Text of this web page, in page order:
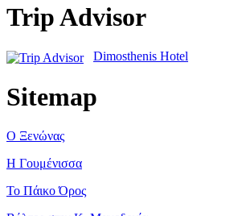
Trip Advisor
Dimosthenis Hotel
Sitemap
Ο Ξενώνας
Η Γουμένισσα
Το Πάικο Όρος